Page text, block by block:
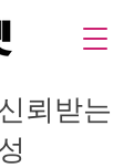
뢰받는